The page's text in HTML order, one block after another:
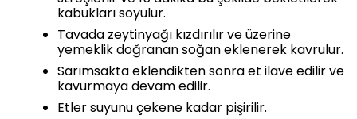
kabukları soyulur.
Tavada zeytinyağı kızdırılır ve üzerine
yemeklik doğranan soğan eklenerek kavrulur.
Sarımsakta eklendikten sonra et ilave edilir ve
kavurmaya devam edilir.
Etler suyunu çekene kadar pişirilir.